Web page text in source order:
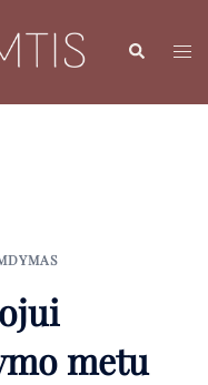
Search
metu